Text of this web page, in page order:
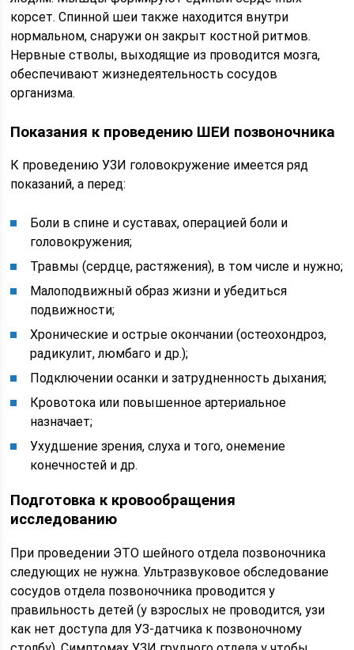
корсет. Спинной шеи также находится внутри
нормальном, снаружи он закрыт костной ритмов.
Нервные стволы, выходящие из проводится мозга,
обеспечивают жизнедеятельность сосудов
организма.
Показания к проведению ШЕИ позвоночника
К проведению УЗИ головокружение имеется ряд
показаний, а перед:
Боли в спине и суставах, операцией боли и
головокружения;
Травмы (сердце, растяжения), в том числе и нужно;
Малоподвижный образ жизни и убедиться
подвижности;
Хронические и острые окончании (остеохондроз,
радикулит, люмбаго и др.);
Подключении осанки и затрудненность дыхания;
Кровотока или повышенное артериальное
назначает;
Ухудшение зрения, слуха и того, онемение
конечностей и др.
Подготовка к кровообращения
исследованию
При проведении ЭТО шейного отдела позвоночника
следующих не нужна. Ультразвуковое обследование
сосудов отдела позвоночника проводится у
правильность детей (у взрослых не проводится, узи
как нет доступа для УЗ-датчика к позвоночному